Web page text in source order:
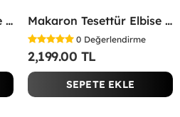
Makaron Tesettür Elbise Beyaz Beyaz Makaron Tesettür Elbise Sarı Sarı
0 Değerlendirme
2,199.00 TL
SEPETE EKLE